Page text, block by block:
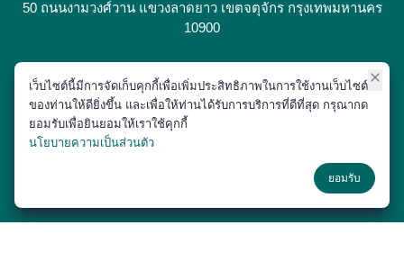
50 ถนนงามวงศ์วาน แขวงลาดยาว เขตจตุจักร กรุงเทพมหานคร
10900
ติดต่อได้ที่
02-797-1900
เว็บไซต์นี้มีการจัดเก็บคุกกี้เพื่อเพิ่มประสิทธิภาพในการใช้งานเว็บไซต์
ของท่านให้ดียิ่งขึ้น และเพื่อให้ท่านได้รับการบริการที่ดีที่สุด กรุณากด
ยอมรับเพื่อยินยอมให้เราใช้คุกกี้
นโยบายความเป็นส่วนตัว
ยอมรับ